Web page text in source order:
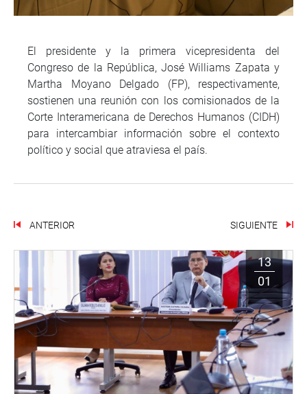
El presidente y la primera vicepresidenta del
Congreso de la República, José Williams Zapata y
Martha Moyano Delgado (FP), respectivamente,
sostienen una reunión con los comisionados de la
Corte Interamericana de Derechos Humanos (CIDH)
para intercambiar información sobre el contexto
político y social que atraviesa el país.
ANTERIOR SIGUIENTE
13
01